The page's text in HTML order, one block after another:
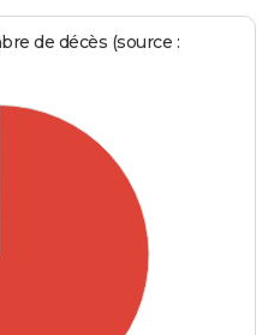
de décès (source :